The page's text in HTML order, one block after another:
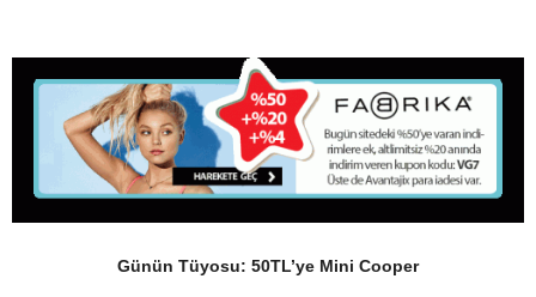
Günün Tüyosu: 50TL’ye Mini Cooper